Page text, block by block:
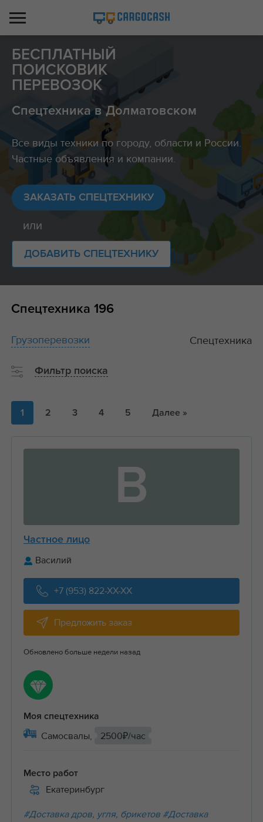
БЕСПЛАТНЫЙ
ПОИСКОВИК
ПЕРЕВОЗОК
Спецтехника в Долматовском
Все виды техники по городу, области и России.
Частные объявления и компании.
ЗАКАЗАТЬ СПЕЦТЕХНИКУ
или
ДОБАВИТЬ СПЕЦТЕХНИКУ
Спецтехника 196
1 2 3 4 5 Далее »
В
Частное лицо
Василий
+7 (953) 822-XX-XX
Предложить заказ
Обновлено больше недели назад
Моя спецтехника
Самосвалы, 2500₽/час
Место работ
Екатеринбург
#Доставка дров, угля, брикетов #Доставка
Грузоперевозки Спецтехника
Фильтр поиска